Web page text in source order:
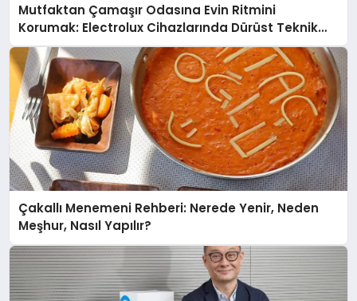
Mutfaktan Çamaşır Odasına Evin Ritmini
Korumak: Electrolux Cihazlarında Dürüst Teknik
Destek Deneyimi
Çakallı Menemeni Rehberi: Nerede Yenir, Neden
Meşhur, Nasıl Yapılır?